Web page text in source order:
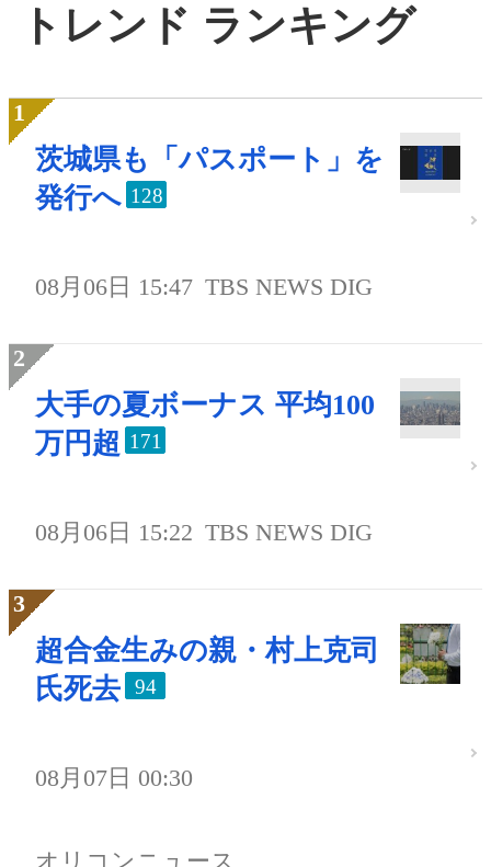
トレンド ランキング
茨城県も「パスポート」を
発行へ 128
08月06日 15:47 TBS NEWS DIG
大手の夏ボーナス 平均100
万円超 171
08月06日 15:22 TBS NEWS DIG
超合金生みの親・村上克司
氏死去
94
08月07日 00:30
オリコンニュース